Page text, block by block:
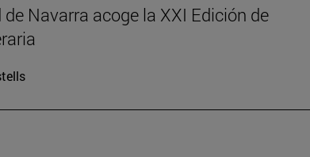
Navarra acoge la XXI Edición de